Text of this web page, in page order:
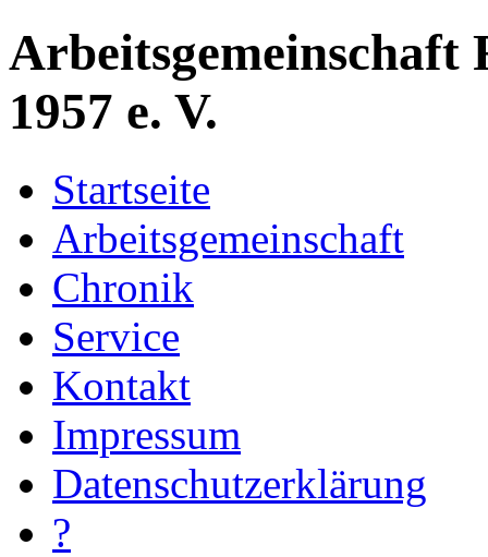
Arbeitsgemeinschaft
1957 e. V.
Startseite
Arbeitsgemeinschaft
Chronik
Service
Kontakt
Impressum
Datenschutzerklärung
?